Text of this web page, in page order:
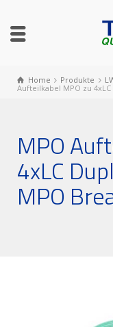
Home Produkte
Aufteilkabel MPO zu
MPO
4xLC
MPO